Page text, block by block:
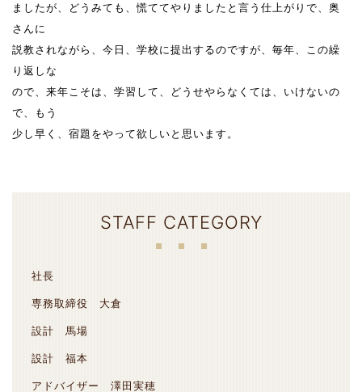
ましたが、どうみても、慌ててやりましたと言う仕上がりで、奥
さんに
説教されながら、今日、学校に提出するのですが、毎年、この繰
り返しな
ので、来年こそは、学習して、どうせやらなくては、いけないの
で、もう
少し早く、宿題をやって欲しいと思います。
STAFF CATEGORY
社長
専務取締役 大倉
設計 馬場
設計 福本
アドバイザー 澤田実穂